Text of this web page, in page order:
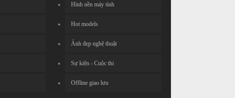
Hình nền máy tính
Hot models
Ảnh đẹp nghệ thuật
Sự kiện - Cuộc thi
Offline giao lưu